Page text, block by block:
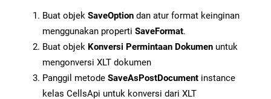
Buat objek SaveOption dan atur format keinginan
menggunakan properti SaveFormat.
Buat objek Konversi Permintaan Dokumen untuk
mengonversi XLT dokumen
Panggil metode SaveAsPostDocument instance
kelas CellsApi untuk konversi dari XLT